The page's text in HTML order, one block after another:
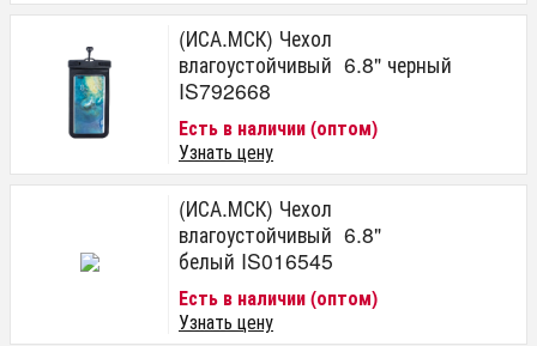
(ИСА.МСК) Чехол
влагоустойчивый 6.8" черный
IS792668
Есть в наличии (оптом)
Узнать цену
(ИСА.МСК) Чехол
влагоустойчивый 6.8"
белый IS016545
Есть в наличии (оптом)
Узнать цену